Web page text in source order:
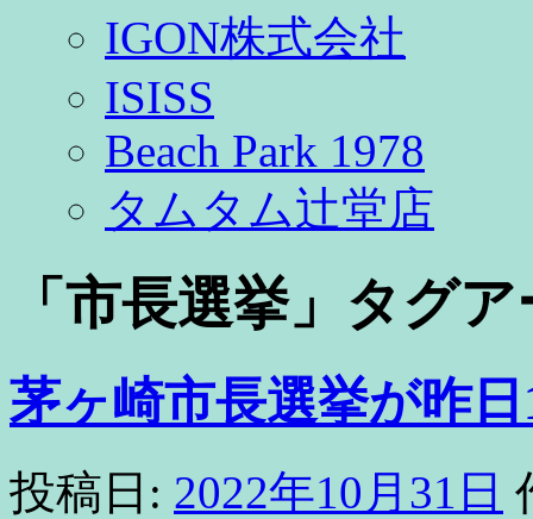
IGON株式会社
ISISS
Beach Park 1978
タムタム辻堂店
「 市長選挙」タグ
茅ヶ崎市長選挙が昨
投稿日: 2022年10月31日